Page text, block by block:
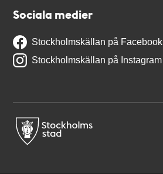
Sociala medier
Stockholmskällan på Facebook
Stockholmskällan på Instagram